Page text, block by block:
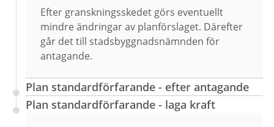
Efter granskningsskedet görs eventuellt
mindre ändringar av planförslaget. Därefter
går det till stadsbyggnadsnämnden för
antagande.
Plan standardförfarande - efter antagande
Plan standardförfarande - laga kraft